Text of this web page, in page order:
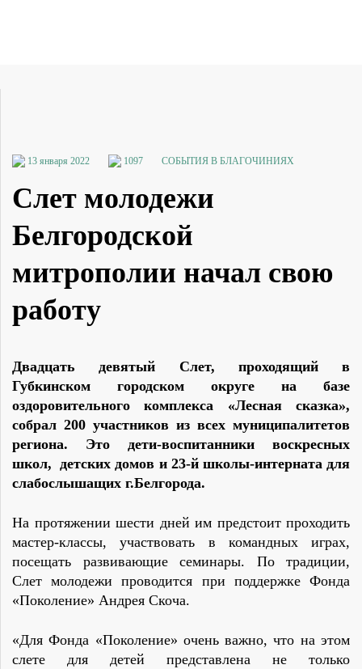
13 января 2022 1097 СОБЫТИЯ В БЛАГОЧИНИЯХ
Слет молодежи
Белгородской
митрополии начал свою
работу
Двадцать девятый Слет, проходящий в
Губкинском городском округе на базе
оздоровительного комплекса «Лесная сказка»,
собрал 200 участников из всех муниципалитетов
региона. Это дети-воспитанники воскресных
школ, детских домов и 23-й школы-интерната для
слабослышащих г.Белгорода.
На протяжении шести дней им предстоит проходить
мастер-классы, участвовать в командных играх,
посещать развивающие семинары. По традиции,
Слет молодежи проводится при поддержке Фонда
«Поколение» Андрея Скоча.
«Для Фонда «Поколение» очень важно, что на этом
слете для детей представлена не только